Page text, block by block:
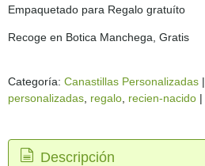
Empaquetado para Regalo gratuíto
Recoge en Botica Manchega, Gratis
Categoría: Canastillas Personalizadas |
personalizadas regalo recien-nacido |
Descripción